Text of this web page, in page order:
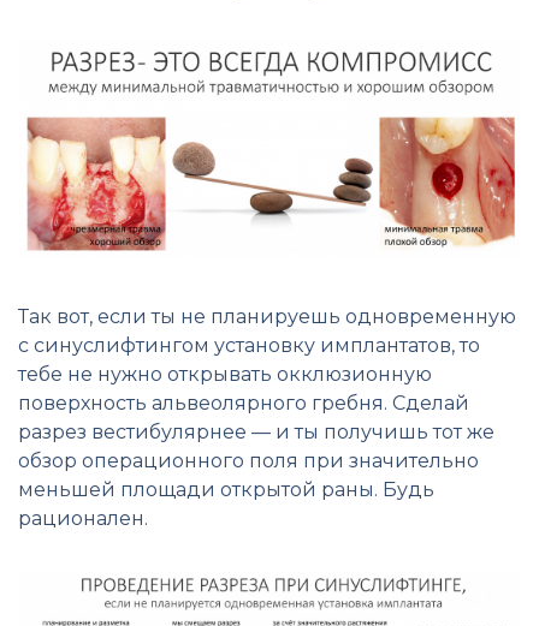
Так вот, если ты не планируешь одновременную
с синуслифтингом установку имплантатов, то
тебе не нужно открывать окклюзионную
поверхность альвеолярного гребня. Сделай
разрез вестибулярнее — и ты получишь тот же
обзор операционного поля при значительно
меньшей площади открытой раны. Будь
рационален.